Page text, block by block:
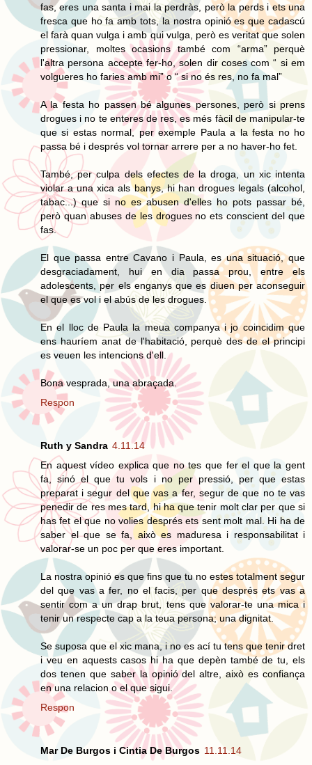
fas, eres una santa i mai la perdràs, però la perds i ets una
fresca que ho fa amb tots, la nostra opinió es que cadascú
el farà quan vulga i amb qui vulga, però es veritat que solen
pressionar, moltes ocasions també com “arma” perquè
l'altra persona accepte fer-ho, solen dir coses com “ si em
volgueres ho faries amb mi” o “ si no és res, no fa mal”
A la festa ho passen bé algunes persones, però si prens
drogues i no te enteres de res, es més fàcil de manipular-te
que si estas normal, per exemple Paula a la festa no ho
passa bé i després vol tornar arrere per a no haver-ho fet.
També, per culpa dels efectes de la droga, un xic intenta
violar a una xica als banys, hi han drogues legals (alcohol,
tabac...) que si no es abusen d'elles ho pots passar bé,
però quan abuses de les drogues no ets conscient del que
fas.
El que passa entre Cavano i Paula, es una situació, que
desgraciadament, hui en dia passa prou, entre els
adolescents, per els enganys que es diuen per aconseguir
el que es vol i el abús de les drogues.
En el lloc de Paula la meua companya i jo coincidim que
ens hauríem anat de l'habitació, perquè des de el principi
es veuen les intencions d'ell.
Bona vesprada, una abraçada.
Respon
Ruth y Sandra 4.11.14
En aquest vídeo explica que no tes que fer el que la gent
fa, sinó el que tu vols i no per pressió, per que estas
preparat i segur del que vas a fer, segur de que no te vas
penedir de res mes tard, hi ha que tenir molt clar per que si
has fet el que no volies després ets sent molt mal. Hi ha de
saber el que se fa, això es maduresa i responsabilitat i
valorar-se un poc per que eres important.
La nostra opinió es que fins que tu no estes totalment segur
del que vas a fer, no el facis, per que després ets vas a
sentir com a un drap brut, tens que valorar-te una mica i
tenir un respecte cap a la teua persona; una dignitat.
Se suposa que el xic mana, i no es ací tu tens que tenir dret
i veu en aquests casos hi ha que depèn també de tu, els
dos tenen que saber la opinió del altre, això es confiança
en una relacion o el que sigui.
Respon
Mar De Burgos i Cintia De Burgos 11.11.14